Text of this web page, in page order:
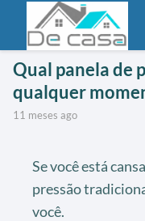
Qual panela de
qualquer
11 meses ago
Se você está
pressão
você.